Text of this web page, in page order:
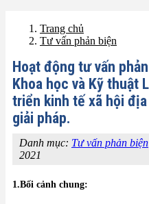
Trang chủ
Tư vấn phản biện
Hoạt động tư vấn
Khoa học và Kỹ thuật
triển kinh tế xã hội
giải pháp.
Danh mục: Tư vấn phản biện
2021
1.Bối cảnh chung: